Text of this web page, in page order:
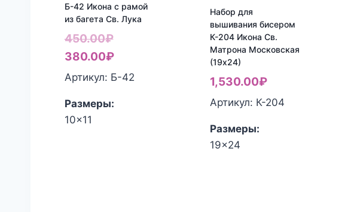
Б-42 Икона с рамой
из багета Св. Лука
450.00₽Первоначальная
цена
составляла
380.00₽Текущая
цена:
Артикул: Б-42
Размеры:
10x11
Набор для
вышивания бисером
К-204 Икона Св.
Матрона Московская
(19х24)
1,530.00₽
Артикул: К-204
Размеры:
19x24